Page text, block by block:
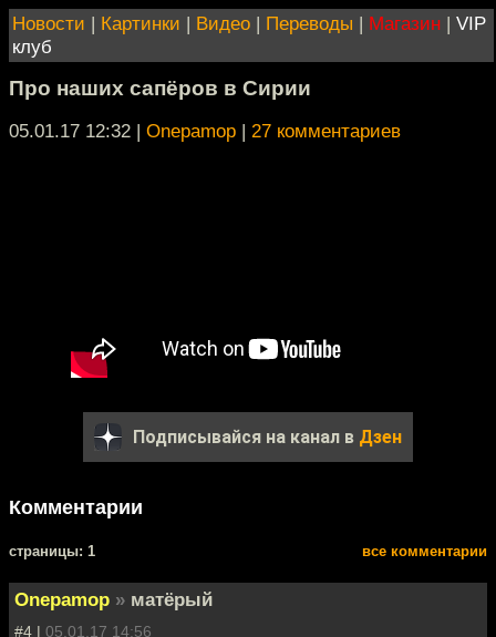
Новости | Картинки | Видео | Переводы | Магазин | VIP
клуб
Про наших сапёров в Сирии
05.01.17 12:32 | Onepamop | 27 комментариев
Подписывайся на канал в Дзен
Комментарии
cтраницы: 1 все комментарии
Onepamop » матёрый
#4 | 05.01.17 14:56